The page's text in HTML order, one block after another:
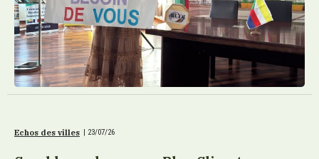
Echos des villes | 23/07/26